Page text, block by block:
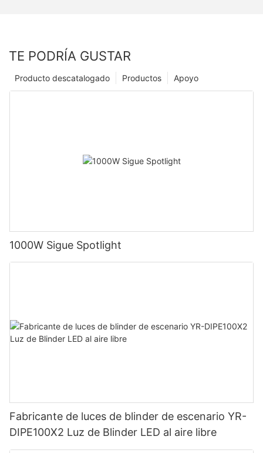
TE PODRÍA GUSTAR
Apoyo
Productos
Producto descatalogado
1000W Sigue Spotlight
Fabricante de luces de blinder de escenario YR-
DIPE100X2 Luz de Blinder LED al aire libre